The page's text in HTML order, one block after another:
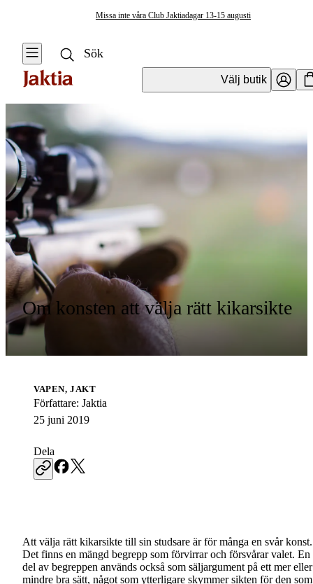
Missa inte våra Club Jaktiadagar 13-15 augusti
Välj butik
Om konsten att välja rätt kikarsikte
VAPEN, JAKT
Författare: Jaktia
25 juni 2019
Dela
Att välja rätt kikarsikte till sin studsare är för många en svår konst.
Det finns en mängd begrepp som förvirrar och försvårar valet. En
del av begreppen används också som säljargument på ett mer eller
mindre bra sätt, något som ytterligare skymmer sikten för den som